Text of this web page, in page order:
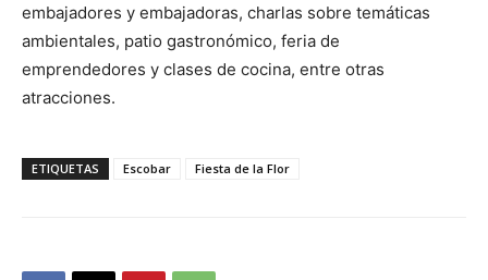
embajadores y embajadoras, charlas sobre temáticas
ambientales, patio gastronómico, feria de
emprendedores y clases de cocina, entre otras
atracciones.
ETIQUETAS Escobar Fiesta de la Flor